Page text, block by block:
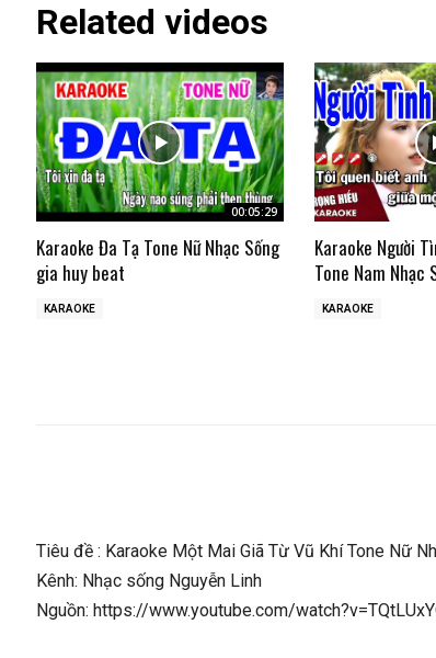
Related videos
00:05:29
Karaoke Đa Tạ Tone Nữ Nhạc Sống
gia huy beat
KARAOKE
Karaoke Người
Tone Nam Nhạc
KARAOKE
Tiêu đề : Karaoke Một Mai Giã Từ Vũ Khí Tone Nữ
Kênh: Nhạc sống Nguyễn Linh
Nguồn: https://www.youtube.com/